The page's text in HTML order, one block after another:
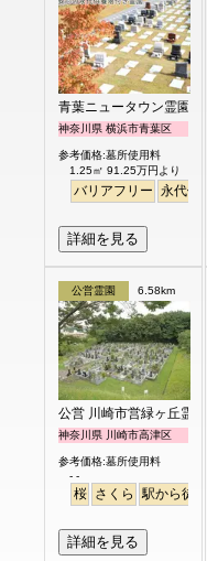
青葉ニュータウン霊園
神奈川県 横浜市青葉区
参考価格:墓所使用料
1.25㎡ 91.25万円より
バリアフリー 永代供養
詳細を見る
公営霊園 6.58km
公営 川崎市営緑ヶ丘霊園
神奈川県 川崎市高津区
参考価格:墓所使用料
- -
桜 さくら 駅から徒歩
詳細を見る